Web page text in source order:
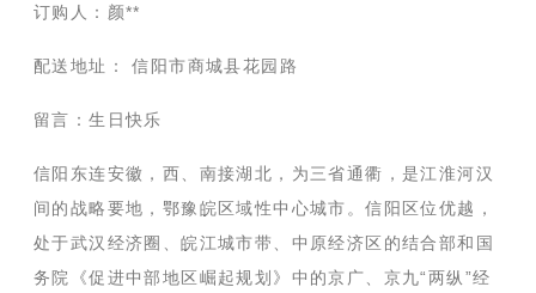
订购人：颜**
配送地址： 信阳市商城县花园路
留言：生日快乐
信阳东连安徽，西、南接湖北，为三省通衢，是江淮河汉
间的战略要地，鄂豫皖区域性中心城市。信阳区位优越，
处于武汉经济圈、皖江城市带、中原经济区的结合部和国
务院《促进中部地区崛起规划》中的京广、京九“两纵”经